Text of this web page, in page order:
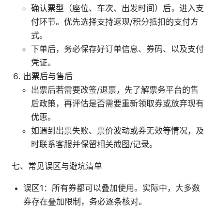
确认票型（座位、车次、出发时间）后，进入支
付环节。优先选择支持返现/积分抵扣的支付方
式。
下单后，务必保存好订单信息、券码、以及支付
凭证。
出票后与售后
出票后若需要改签/退票，先了解票务平台的售
后政策，再评估是否需要重新领取券或放弃现有
优惠。
如遇到出票失败、票价波动或券无效等情况，及
时联系客服并保留相关截图/记录。
七、常见误区与避坑清单
误区1：所有券都可以叠加使用。实际中，大多数
券存在叠加限制，务必逐条核对。